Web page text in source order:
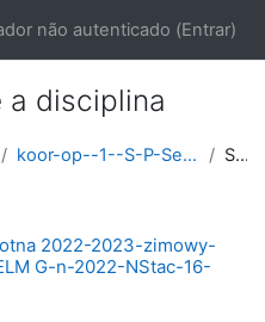
da pesquisa
não autenticado (Entrar)
a disciplina
koor-op--1--S-P-SemP-ROK-2022-2023-zimowy Sumário
2022-2023-zimowy-
G-n-2022-NStac-16-